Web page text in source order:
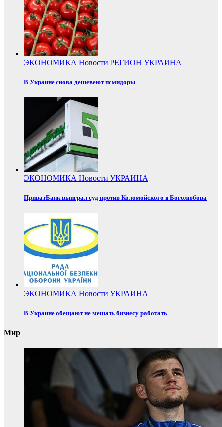
ЭКОНОМИКА Новости РЕГИОН УКРАИНА
В Украине снова дешевеют помидоры
ЭКОНОМИКА Новости УКРАИНА
ПриватБанк выиграл суд против Коломойского и Боголюбова
ЭКОНОМИКА Новости УКРАИНА
В Украине обещают не мешать бизнесу работать
Мир